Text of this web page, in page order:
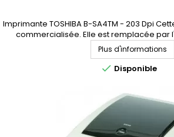
Imprimante TOSHIBA B-SA4TM - 203 Dpi
commercialisée. Elle est remplacée par
(accédez à la fiche produit en
Plus d'informations
 Disponible